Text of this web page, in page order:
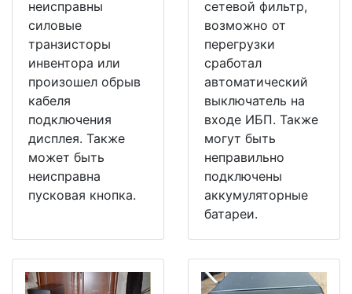
неисправны
силовые
транзисторы
инвентора или
произошел обрыв
кабеля
подключения
дисплея. Также
может быть
неисправна
пусковая кнопка.
сетевой фильтр,
возможно от
перегрузки
сработал
автоматический
выключатель на
входе ИБП. Также
могут быть
неправильно
подключены
аккумуляторные
батареи.